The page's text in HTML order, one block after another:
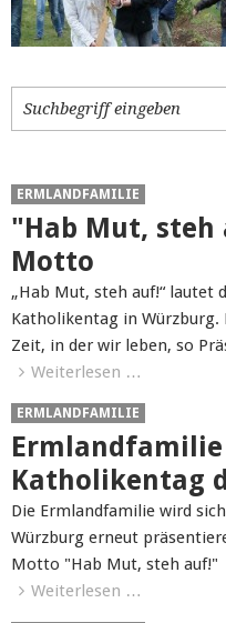
ERMLANDFAMILIE
"Hab Mut, steh
Motto
„Hab Mut, steh auf!“ lautet
Katholikentag in Würzburg.
Zeit, in der wir leben, so
Weiterlesen …
ERMLANDFAMILIE
Katholikentag
Die Ermlandfamilie wird
Würzburg erneut
Motto "Hab Mut, steh auf!"
Weiterlesen …